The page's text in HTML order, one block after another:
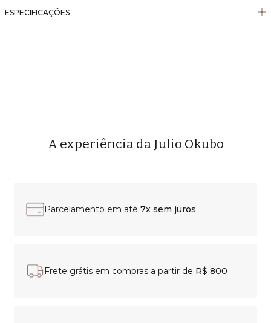
ESPECIFICAÇÕES
A experiência da Julio Okubo
Parcelamento em até 7x sem juros
Frete grátis em compras a partir de R$ 800